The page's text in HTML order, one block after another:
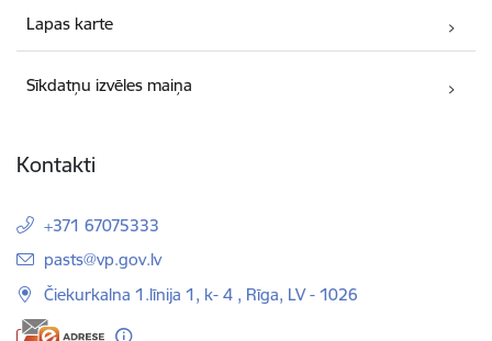
Lapas karte
Sīkdatņu izvēles maiņa
Kontakti
+371 67075333
E-pasts:
pasts@vp.gov.lv
Čiekurkalna 1.līnija 1, k- 4 , Rīga, LV - 1026